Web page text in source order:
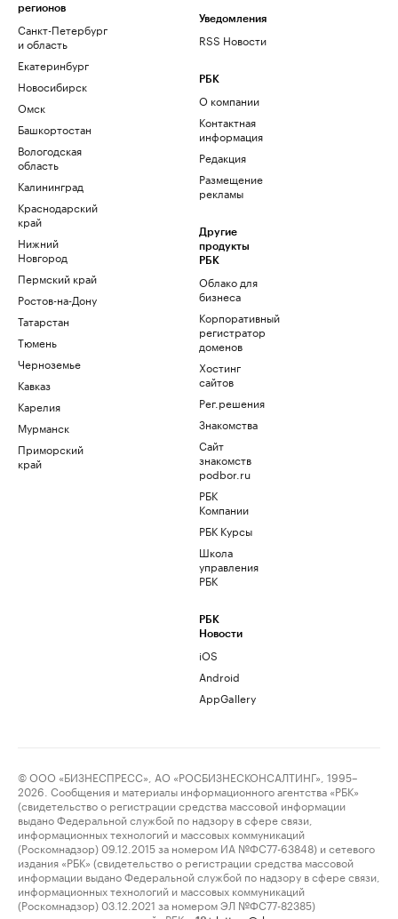
регионов
Санкт-Петербург
и область
Екатеринбург
Новосибирск
Омск
Башкортостан
Вологодская
область
Калининград
Краснодарский
край
Нижний
Новгород
Пермский край
Ростов-на-Дону
Татарстан
Тюмень
Черноземье
Кавказ
Карелия
Мурманск
Приморский
край
Уведомления
RSS Новости
РБК
О компании
Контактная
информация
Редакция
Размещение
рекламы
Другие
продукты
РБК
Облако для
бизнеса
Корпоративный
регистратор
доменов
Хостинг
сайтов
Рег.решения
Знакомства
Сайт
знакомств
podbor.ru
РБК
Компании
РБК Курсы
Школа
управления
РБК
РБК
Новости
iOS
Android
AppGallery
© ООО «БИЗНЕСПРЕСС», АО «РОСБИЗНЕСКОНСАЛТИНГ», 1995–
2026. Сообщения и материалы информационного агентства «РБК»
(свидетельство о регистрации средства массовой информации
выдано Федеральной службой по надзору в сфере связи,
информационных технологий и массовых коммуникаций
(Роскомнадзор) 09.12.2015 за номером ИА №ФС77-63848) и сетевого
издания «РБК» (свидетельство о регистрации средства массовой
информации выдано Федеральной службой по надзору в сфере связи,
информационных технологий и массовых коммуникаций
(Роскомнадзор) 03.12.2021 за номером ЭЛ №ФС77-82385)